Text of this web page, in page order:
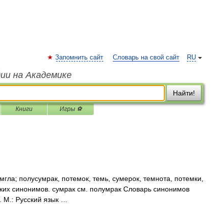
RU
Запомнить сайт Словарь на свой сайт
на Академике
Найти!
Книги Игры ⚽
полусумрак, потемок, темь, сумерок, темнота, потемки,
синонимов. сумрак см. полумрак Словарь синонимов
М.: Русский язык …